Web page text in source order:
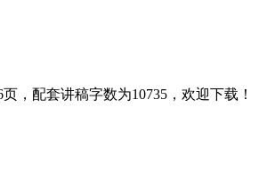
，配套讲稿字数为10735，欢迎下载！